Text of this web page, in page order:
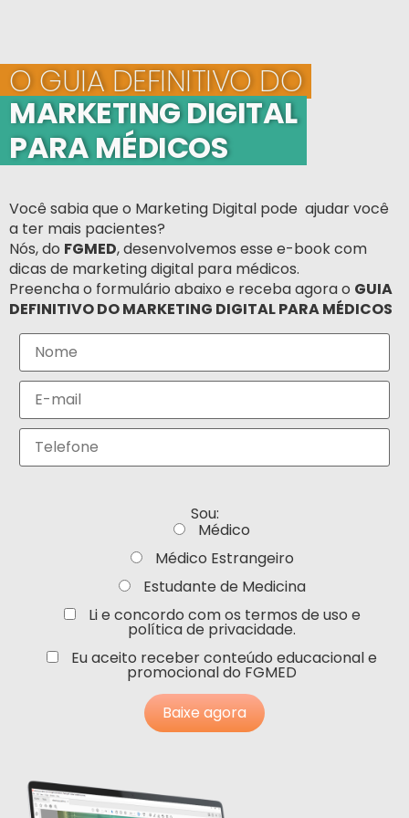
O GUIA DEFINITIVO DO
MARKETING DIGITAL
PARA MÉDICOS
Você sabia que o Marketing Digital pode ajudar você
a ter mais pacientes?
Nós, do FGMED, desenvolvemos esse e-book com
dicas de marketing digital para médicos.
Preencha o formulário abaixo e receba agora o GUIA
DEFINITIVO DO MARKETING DIGITAL PARA MÉDICOS
Sou:
Médico
Médico Estrangeiro
Estudante de Medicina
Li e concordo com os termos de uso e
política de privacidade.
Eu aceito receber conteúdo educacional e
promocional do FGMED